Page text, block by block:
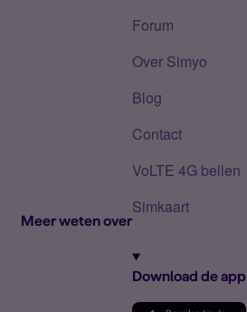
Meer weten over
Forum
Over Simyo
Blog
Contact
VoLTE 4G bellen
Simkaart
Download de app